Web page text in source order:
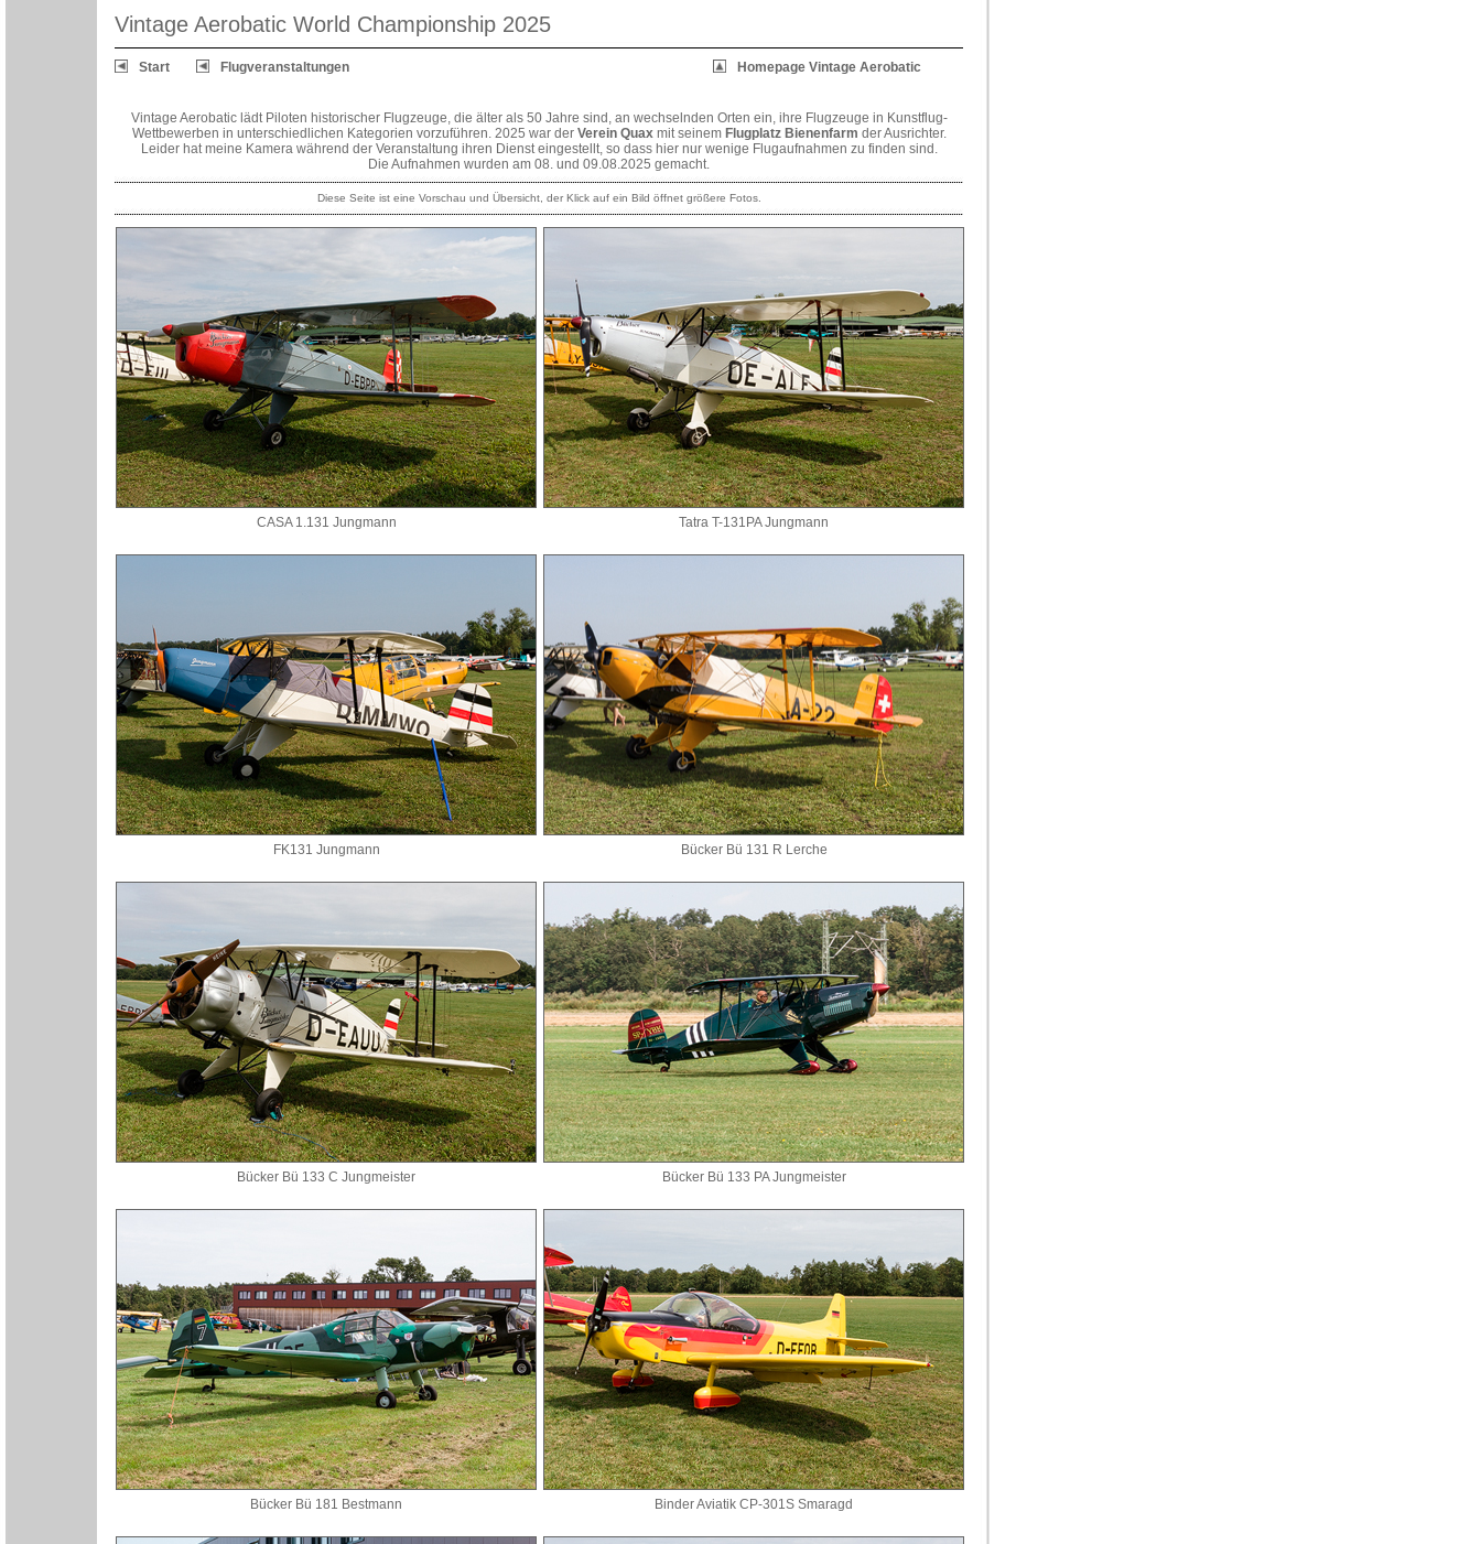
Vintage Aerobatic World Championship 2025
Start Flugveranstaltungen Homepage Vintage Aerobatic
Vintage Aerobatic lädt Piloten historischer Flugzeuge, die älter als 50 Jahre sind, an wechselnden Orten ein, ihre Flugzeuge in Kunstflug-
Wettbewerben in unterschiedlichen Kategorien vorzuführen. 2025 war der Verein Quaxmit seinem Flugplatz Bienenfarm der Ausrichter.
Leider hat meine Kamera während der Veranstaltung ihren Dienst eingestellt, so dass hier nur wenige Flugaufnahmen zu finden sind.
Die Aufnahmen wurden am 08. und 09.08.2025 gemacht.
Diese Seite ist eine Vorschau und Übersicht, der Klick auf ein Bild öffnet größere Fotos.
CASA 1.131 Jungmann Tatra T-131PA Jungmann
FK131 Jungmann Bücker Bü 131 R Lerche
Bücker Bü 133 C Jungmeister Bücker Bü 133 PA Jungmeister
Bücker Bü 181 Bestmann Binder Aviatik CP-301S Smaragd